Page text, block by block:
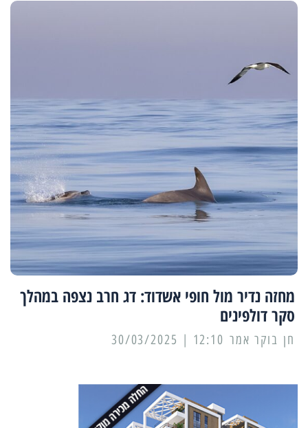
מחזה נדיר מול חופי אשדוד: דג חרב נצפה במהלך
סקר דולפינים
12:10 | 30/03/2025